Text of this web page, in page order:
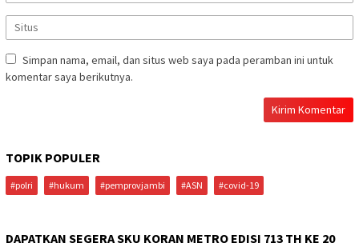
Simpan nama, email, dan situs web saya pada peramban ini untuk
komentar saya berikutnya.
TOPIK POPULER
#polri #hukum #pemprovjambi #ASN #covid-19
DAPATKAN SEGERA SKU KORAN METRO EDISI 713 TH KE 20